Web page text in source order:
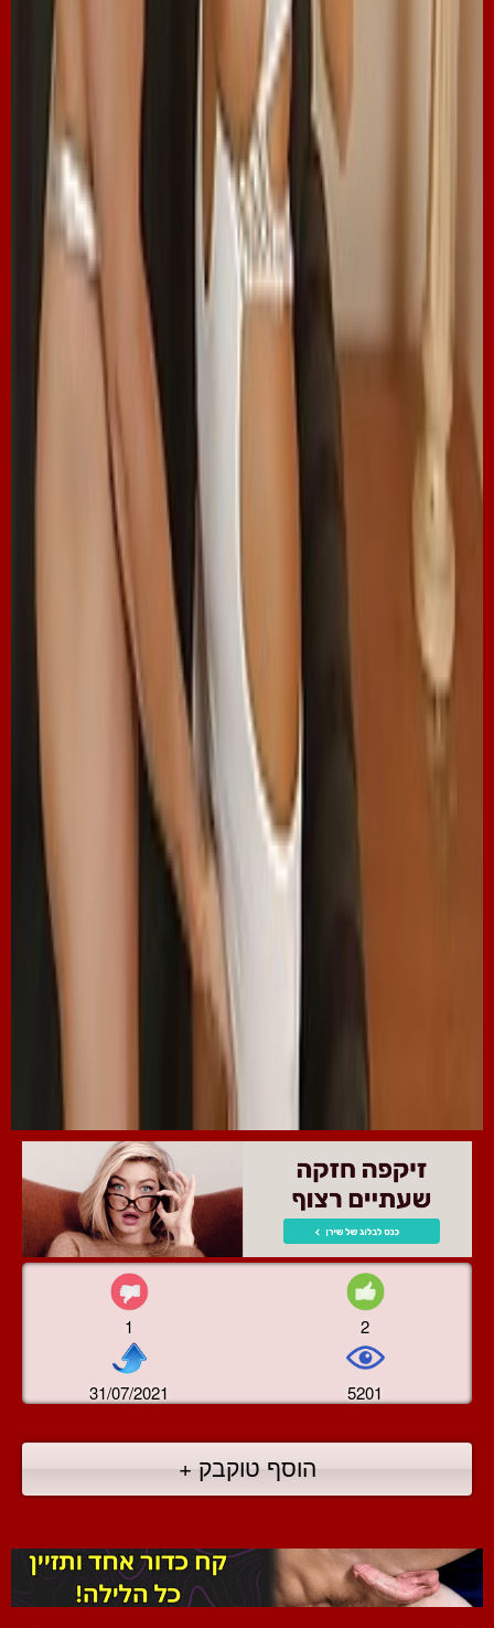
1 2
31/07/2021 5201
הוסף טוקבק +